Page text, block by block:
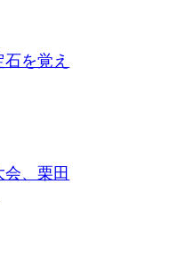
を覚え
、栗田